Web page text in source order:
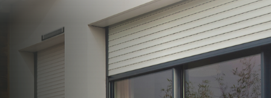
Distributeur Conseil
BUBENDORFF
Lavau-sur-Loire
Artisan, Menuisier, TPE ou PME proche de